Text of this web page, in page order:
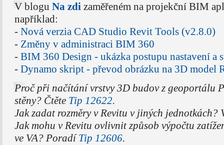
V blogu Na zdizaměřeném na projekční BIM
například:
- Nová verzia CAD Studio Revit Tools (v2.8.0)
- Změny v administraci BIM 360
- BIM 360 Design - ukázka postupu nastavení a
- Dynamo skript - převod obrázku na 3D model
Proč při načítání vrstvy 3D budov z geoportálu
stěny? Čtěte Tip 12622.
Jak zadat rozměry v Revitu v jiných jednotkách?
Jak mohu v Revitu ovlivnit způsob výpočtu
ve VA? PoradíTip 12606.